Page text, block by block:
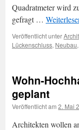
Quadratmeter wird
gefragt …
Veröffentlicht unter
Lückenschluss, Neubau,
Wohn-
geplant
Veröffentlicht am 2. Mai
Architekten wollen